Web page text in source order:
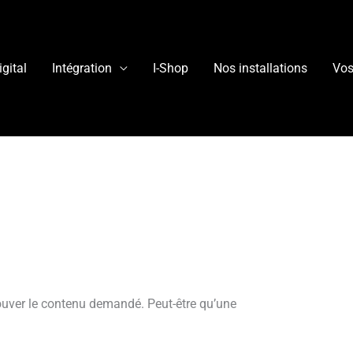
Intégration I-Shop Nos installations
le contenu demandé. Peut-être qu’une